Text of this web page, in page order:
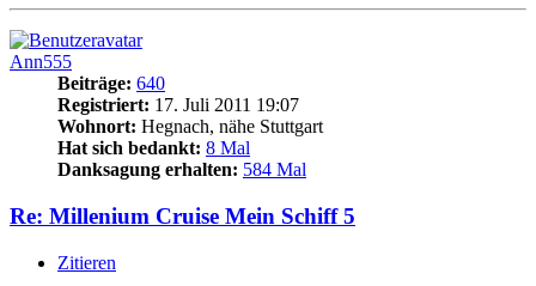
Ann555
Beiträge: 640
Registriert: 17. Juli 2011 19:07
Wohnort: Hegnach, nähe Stuttgart
Hat sich bedankt: 8 Mal
Danksagung erhalten: 584 Mal
Re: Millenium Cruise Mein Schiff 5
Zitieren